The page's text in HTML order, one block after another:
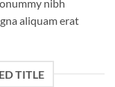
nibh
aliquam erat
TITLE